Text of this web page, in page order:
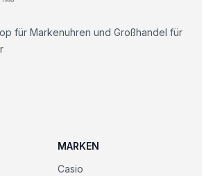
für Markenuhren und Großhandel für
MARKEN
Casio